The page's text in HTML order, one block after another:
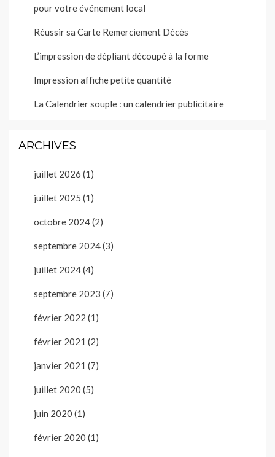
pour votre événement local
Réussir sa Carte Remerciement Décès
L’impression de dépliant découpé à la forme
Impression affiche petite quantité
La Calendrier souple : un calendrier publicitaire
ARCHIVES
juillet 2026 (1)
juillet 2025 (1)
octobre 2024(2)
septembre 2024(3)
juillet 2024(4)
septembre 2023 (7)
février 2022 (1)
février 2021 (2)
janvier 2021 (7)
juillet 2020 (5)
juin 2020 (1)
février 2020 (1)